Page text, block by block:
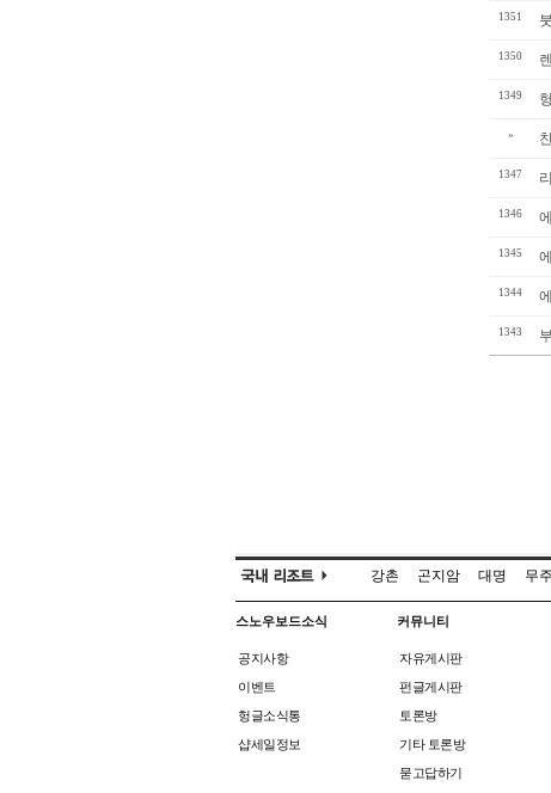
1351
1350
1349
»
1347
1346
1345
1344
1343
강촌 곤지암 대명 무주
스노우보드소식
공지사항
이벤트
헝글소식통
샵세일정보
커뮤니티
자유게시판
펀글게시판
토론방
기타 토론방
묻고답하기